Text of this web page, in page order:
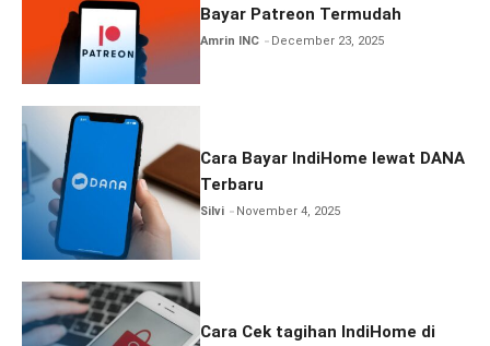
Bayar Patreon Termudah
Amrin INC December 23, 2025
Cara Bayar IndiHome lewat DANA
Terbaru
Silvi November 4, 2025
Cara Cek tagihan IndiHome di